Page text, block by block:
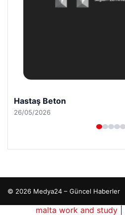
Hastaş Beton
26/05/2026
© 2026 Medya24 – Güncel Haberler
malta work and study